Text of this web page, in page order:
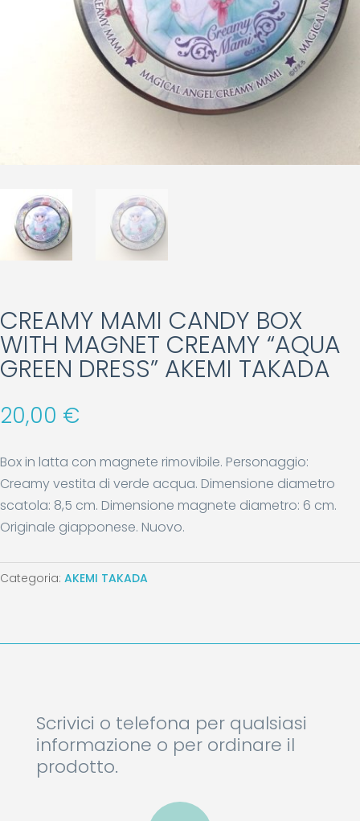
CREAMY MAMI CANDY BOX
WITH MAGNET CREAMY “AQUA
GREEN DRESS” AKEMI TAKADA
20,00 €
Box in latta con magnete rimovibile. Personaggio:
Creamy vestita di verde acqua. Dimensione diametro
scatola: 8,5 cm. Dimensione magnete diametro: 6 cm.
Originale giapponese. Nuovo.
Categoria: AKEMI TAKADA
Scrivici o telefona per qualsiasi
informazione o per ordinare il
prodotto.